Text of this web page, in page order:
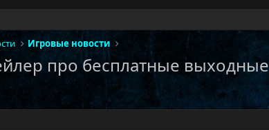
Игровые новости
про бесплатные выходные